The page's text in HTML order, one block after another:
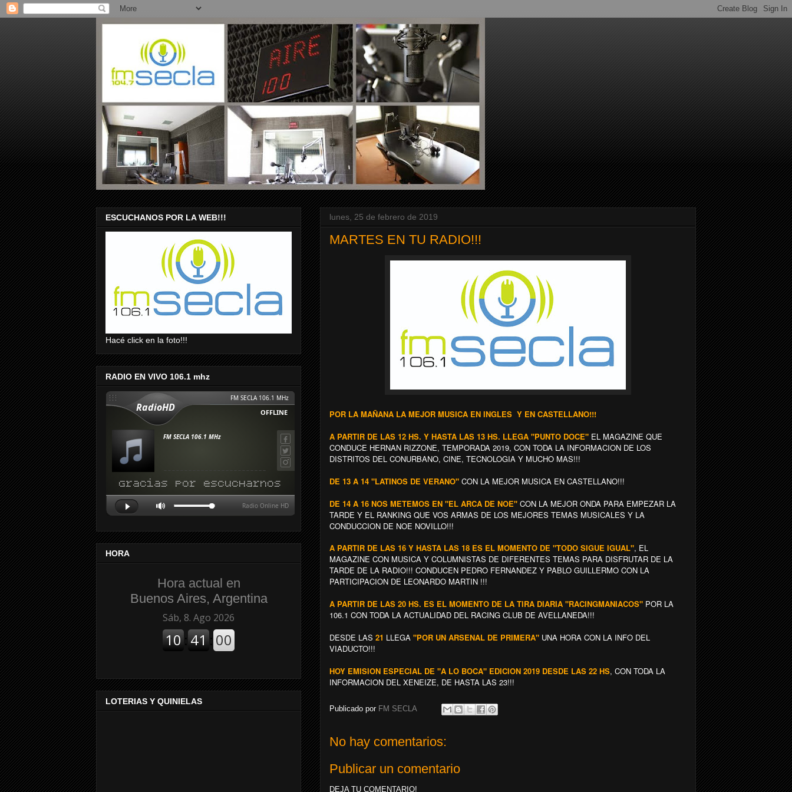
lunes, 25 de febrero de 2019
MARTES EN TU RADIO!!!
POR LA MAÑANA LA MEJOR MUSICA EN INGLES Y EN CASTELLANO!!!
A PARTIR DE LAS 12 HS. Y HASTA LAS 13 HS. LLEGA "PUNTO DOCE" EL MAGAZINE QUE
CONDUCE HERNAN RIZZONE, TEMPORADA 2019, CON TODA LA INFORMACION DE LOS
DISTRITOS DEL CONURBANO, CINE, TECNOLOGIA Y MUCHO MAS!!!
DE 13 A 14 "LATINOS DE VERANO" CON LA MEJOR MUSICA EN CASTELLANO!!!
DE 14 A 16 NOS METEMOS EN "EL ARCA DE NOE" CON LA MEJOR ONDA PARA EMPEZAR LA
TARDE Y EL RANKING QUE VOS ARMAS DE LOS MEJORES TEMAS MUSICALES Y LA
CONDUCCION DE NOE NOVILLO!!!
A PARTIR DE LAS 16 Y HASTA LAS 18 ES EL MOMENTO DE "TODO SIGUE IGUAL", EL
MAGAZINE CON MUSICA Y COLUMNISTAS DE DIFERENTES TEMAS PARA DISFRUTAR DE LA
TARDE DE LA RADIO!!! CONDUCEN PEDRO FERNANDEZ Y PABLO GUILLERMO CON LA
PARTICIPACION DE LEONARDO MARTIN !!!
A PARTIR DE LAS 20 HS. ES EL MOMENTO DE LA TIRA DIARIA "RACINGMANIACOS" POR LA
106.1 CON TODA LA ACTUALIDAD DEL RACING CLUB DE AVELLANEDA!!!
DESDE LAS 21 LLEGA "POR UN ARSENAL DE PRIMERA" UNA HORA CON LA INFO DEL
VIADUCTO!!!
HOY EMISION ESPECIAL DE "A LO BOCA" EDICION 2019 DESDE LAS 22 HS, CON TODA LA
INFORMACION DEL XENEIZE, DE HASTA LAS 23!!!
Publicado por FM SECLA
No hay comentarios:
Publicar un comentario
DEJA TU COMENTARIO!
ESCUCHANOS POR LA WEB!!!
Hacé click en la foto!!!
RADIO EN VIVO 106.1 mhz
HORA
Hora actual en
Buenos Aires, Argentina
LOTERIAS Y QUINIELAS